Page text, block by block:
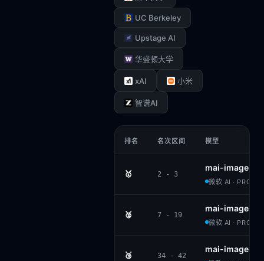
UC Berkeley
Upstage AI
华盛顿大学
xAI 小米
智谱AI
排名 名次区间 模型
🥇 2 - 3
mai-image-
微软 AI ·
🥈 7 - 19
mai-image-2
微软 AI ·
🥉 34 - 42
mai-image-1